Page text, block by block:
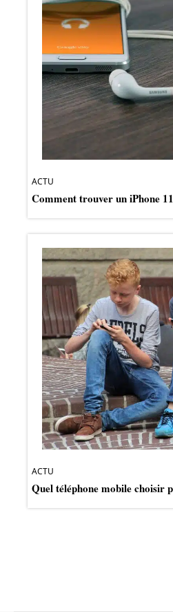
ACTU
Comment trouver un iPhone
ACTU
Quel téléphone mobile choisir